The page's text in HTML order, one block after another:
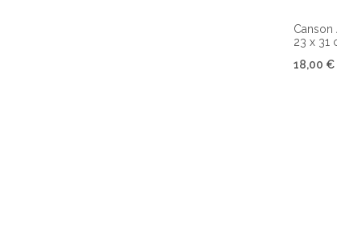
23 x 31
18,00 €